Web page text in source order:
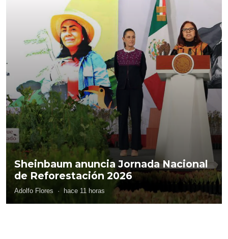
Sheinbaum anuncia Jornada Nacional
de Reforestación 2026
Adolfo Flores · hace 11 horas